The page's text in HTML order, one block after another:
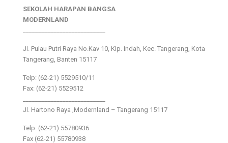
SEKOLAH HARAPAN BANGSA
MODERNLAND
Jl. Pulau Putri Raya No.Kav 10, Klp. Indah, Kec. Tangerang, Kota
Tangerang, Banten 15117
Telp: (62-21) 5529510/11
Fax: (62-21) 5529512
Jl. Hartono Raya ,Modernland – Tangerang 15117
Telp. (62-21) 55780936
Fax (62-21) 55780938